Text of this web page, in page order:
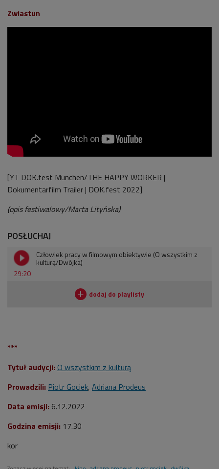
Zwiastun
[YT DOK.fest München/THE HAPPY WORKER |
Dokumentarfilm Trailer | DOK.fest 2022]
(opis festiwalowy/Marta Lityńska)
POSŁUCHAJ
29:20
Człowiek pracy w filmowym obiektywie (O wszystkim z
kulturą/Dwójka)
***
Tytuł audycji: O wszystkim z kulturą
Prowadzili: Piotr Gociek, Adriana Prodeus
Data emisji: 6.12.2022
Godzina emisji: 17.30
kor